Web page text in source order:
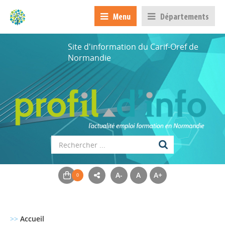
Menu Départements
Site d'information du Carif-Oref de
Normandie
A- A A+
>> Accueil